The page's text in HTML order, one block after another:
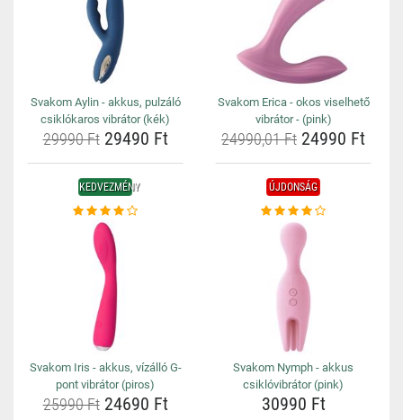
Svakom Aylin - akkus, pulzáló
csiklókaros vibrátor (kék)
29990 Ft29490 Ft
Svakom Erica - okos viselhető
vibrátor - (pink)
24990,01 Ft 24990 Ft
KEDVEZMÉNY
Svakom Iris - akkus, vízálló G-
pont vibrátor (piros)
25990 Ft24690 Ft
ÚJDONSÁG
Svakom Nymph - akkus
csiklóvibrátor (pink)
30990 Ft